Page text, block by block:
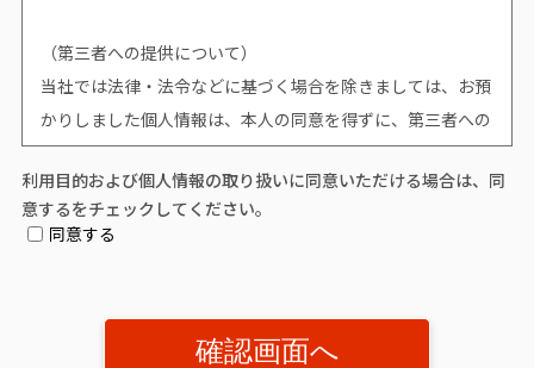
（第三者への提供について）
当社では法律・法令などに基づく場合を除きましては、お預
かりしました個人情報は、本人の同意を得ずに、第三者への
提供はいたしません。
（個人情報提供の任意性について）
サービスなどのご提供ができません。
利用目的および個人情報の取り扱いに同意いただける場合は、同
意するをチェックしてください。
同意する